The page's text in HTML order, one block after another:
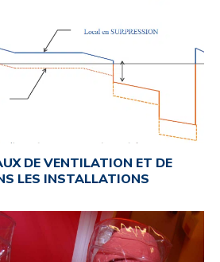
DE VENTILATION ET DE
LES INSTALLATIONS